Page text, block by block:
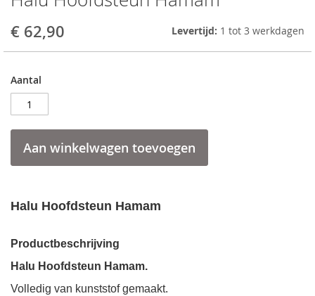
€ 62,90 Levertijd: 1 tot 3 werkdagen
Aantal
Aan winkelwagen toevoegen
Halu Hoofdsteun Hamam
Productbeschrijving
Halu Hoofdsteun Hamam.
Volledig van kunststof gemaakt.
to
the
beginning
of
images
gallery